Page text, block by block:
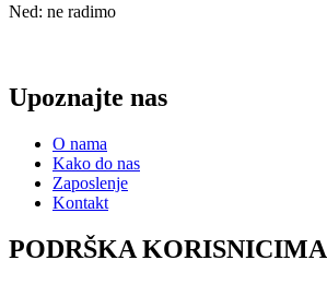
Ned: ne radimo
Upoznajte nas
O nama
Kako do nas
Zaposlenje
Kontakt
PODRŠKA KORISNICIMA